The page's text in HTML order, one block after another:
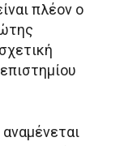
πλέον ο